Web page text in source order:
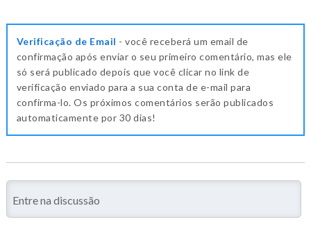
Verificação de Email - você receberá um email de
confirmação após enviar o seu primeiro comentário, mas ele
só será publicado depois que você clicar no link de
verificação enviado para a sua conta de e-mail para
confirma-lo. Os próximos comentários serão publicados
automaticamente por 30 dias!